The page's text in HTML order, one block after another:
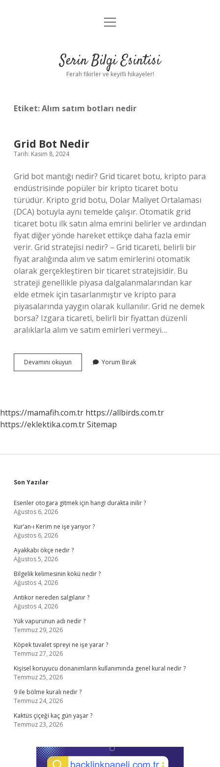
Anasayfa
Yasal Uyarı
menüyü
Serin Bilgi Esintisi
Ferah fikirler ve keyifli hikayeler!
Etiket:Alım satım botları nedir
Grid Bot Nedir
Tarih: Kasım 8, 2024
Grid bot mantığı nedir? Grid ticaret botu, kripto para
endüstrisinde popüler bir kripto ticaret botu
türüdür. Kripto grid botu, Dolar Maliyet Ortalaması
(DCA) botuyla aynı temelde çalışır. Otomatik grid
ticaret botu ilk satın alma emrini belirler ve ardından
fiyat diğer yönde hareket ettikçe daha fazla emir
verir. Grid stratejisi nedir? – Grid ticareti, belirli bir
fiyat aralığında alım ve satım emirlerini otomatik
olarak gerçekleştiren bir ticaret stratejisidir. Bu
strateji genellikle piyasa dalgalanmalarından kar
elde etmek için tasarlanmıştır ve kripto para
piyasalarında yaygın olarak kullanılır. Grid ne demek
borsa? Izgara ticareti, belirli bir fiyattan düzenli
aralıklarla alım ve satım emirleri vermeyi…
Devamını okuyun
Bot
Yorum Bırak
https://mamafih.com.tr https://allbirds.com.tr
https://eklektika.com.trSitemap
Sidebar
Son Yazılar
Esenler otogara gitmek için hangi durakta inilir ?
Ağustos 6, 2026
Kur’an-ı Kerim ne işe yarıyor ?
Ağustos 6, 2026
Ayakkabı ökçe nedir ?
Ağustos 5, 2026
Bilgelik kelimesinin kökü nedir ?
Ağustos 4, 2026
Antikor nereden salgılanır ?
Ağustos 4, 2026
Yük vapurunun adı nedir ?
Temmuz 29, 2026
Köpek tuvalet spreyi ne işe yarar ?
Temmuz 27, 2026
Kişisel koruyucu donanımların kullanımında genel kural nedir ?
Temmuz 25, 2026
9 ile bölme kuralı nedir ?
Temmuz 24, 2026
Kaktüs çiçeği kaç gün yaşar ?
Temmuz 23, 2026